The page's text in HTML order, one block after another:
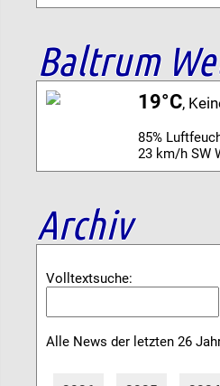
Baltrum
19°C,
85%
23 km/h SW
Archiv
Volltextsuche:
Alle News der letzten 26